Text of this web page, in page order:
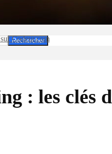
Rechercher
Codeur.com
: les clés